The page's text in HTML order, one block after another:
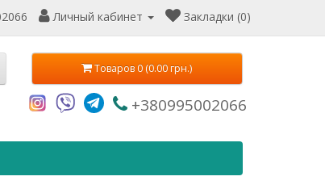
Личный кабинет Закладки (0)
Товаров 0 (0.00 грн.)
+380995002066